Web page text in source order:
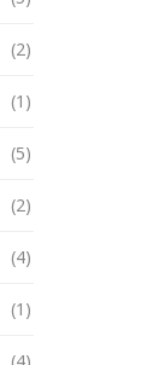
(2)
(1)
(5)
(2)
(4)
(1)